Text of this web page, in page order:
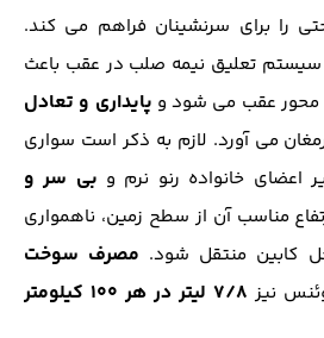
را برای سرنشینان فراهم می کند.
سیستم تعلیق نیمه صلب در عقب باعث
محور عقب می شود و پایداری و تعادل
می آورد. لازم به ذکر است سواری
اعضای خانواده رنو نرم و بی سر و
مناسب آن از سطح زمین، ناهمواری
کابین منتقل شود. مصرف سوخت
7/8 لیتر در هر ۱۰۰ کیلومتر